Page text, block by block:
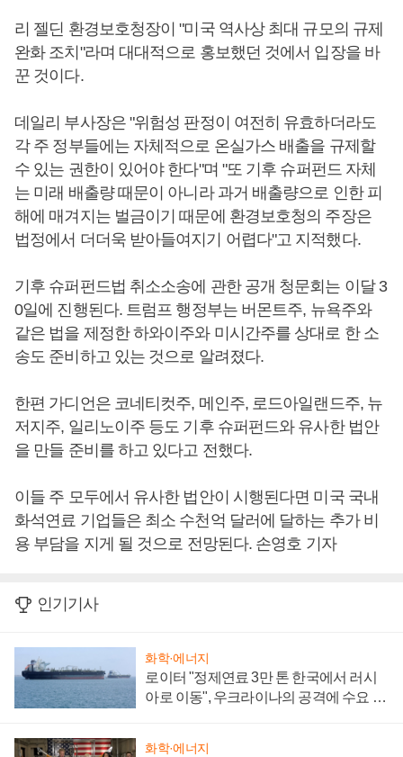
리 젤딘 환경보호청장이 "미국 역사상 최대 규모의 규제
완화 조치"라며 대대적으로 홍보했던 것에서 입장을 바
꾼 것이다.
데일리 부사장은 "위험성 판정이 여전히 유효하더라도
각 주 정부들에는 자체적으로 온실가스 배출을 규제할
수 있는 권한이 있어야 한다"며 "또 기후 슈퍼펀드 자체
는 미래 배출량 때문이 아니라 과거 배출량으로 인한 피
해에 매겨지는 벌금이기 때문에 환경보호청의 주장은
법정에서 더더욱 받아들여지기 어렵다"고 지적했다.
기후 슈퍼펀드법 취소소송에 관한 공개 청문회는 이달 3
0일에 진행된다. 트럼프 행정부는 버몬트주, 뉴욕주와
같은 법을 제정한 하와이주와 미시간주를 상대로 한 소
송도 준비하고 있는 것으로 알려졌다.
한편 가디언은 코네티컷주, 메인주, 로드아일랜드주, 뉴
저지주, 일리노이주 등도 기후 슈퍼펀드와 유사한 법안
을 만들 준비를 하고 있다고 전했다.
이들 주 모두에서 유사한 법안이 시행된다면 미국 국내
화석연료 기업들은 최소 수천억 달러에 달하는 추가 비
용 부담을 지게 될 것으로 전망된다. 손영호 기자
인기기사
화학·에너지
로이터 "정제연료 3만 톤 한국에서 러시
아로 이동", 우크라이나의 공격에 수요 늘
화학·에너지